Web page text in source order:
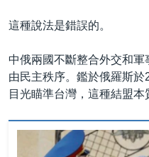
這種說法是錯誤的。
中俄兩國不斷整合外交和
由民主秩序。鑑於俄羅斯
目光瞄準台灣，這種結盟本